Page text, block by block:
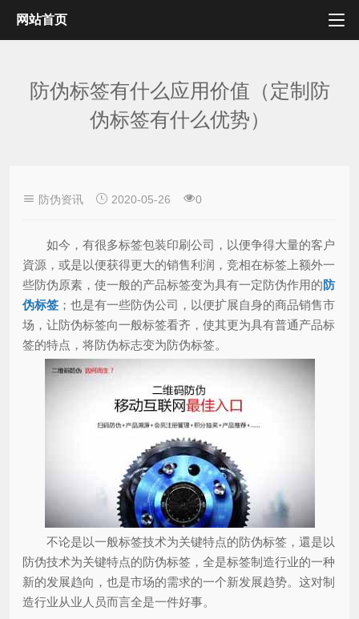
网站首页
防伪标签有什么应用价值（定制防
伪标签有什么优势）
防伪资讯 2020-05-26 0
如今，有很多标签包装印刷公司，以便争得大量的客户
資源，或是以便获得更大的销售利润，竞相在标签上额外一
些防伪原素，使一般的产品标签变为具有一定防伪作用的防
伪标签 ；也是有一些防伪公司，以便扩展自身的商品销售市
场，让防伪标签向一般标签看齐，使其更为具有普通产品标
签的特点，将防伪标志变为防伪标签。
不论是以一般标签技术为关键特点的防伪标签，還是以
防伪技术为关键特点的防伪标签，全是标签制造行业的一种
新的发展趋向，也是市场的需求的一个新发展趋势。这对制
造行业从业人员而言全是一件好事。